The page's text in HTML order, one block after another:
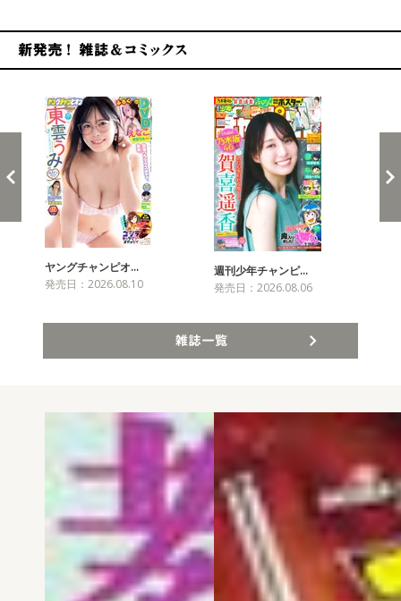
ヤングチャンピオ…
発売日：2026.08.10
週刊少年チャンピ…
発売日：2026.08.06